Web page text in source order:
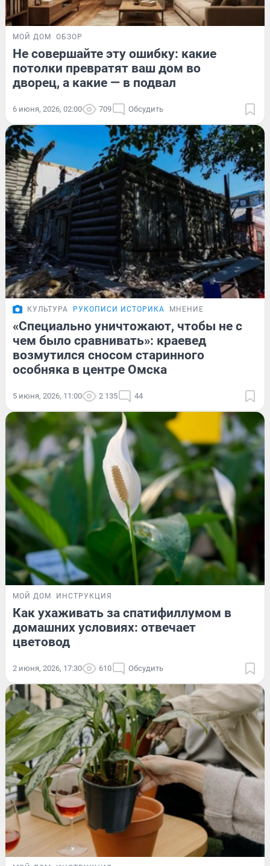
МОЙ ДОМ ОБЗОР
Не совершайте эту ошибку: какие
потолки превратят ваш дом во
дворец, а какие — в подвал
6 июня, 2026, 02:00 709 Обсудить
КУЛЬТУРА РУКОПИСИ ИСТОРИКА МНЕНИЕ
«Специально уничтожают, чтобы не с
чем было сравнивать»: краевед
возмутился сносом старинного
особняка в центре Омска
5 июня, 2026, 11:00 2 135 44
МОЙ ДОМ ИНСТРУКЦИЯ
Как ухаживать за спатифиллумом в
домашних условиях: отвечает
цветовод
2 июня, 2026, 17:30 610 Обсудить